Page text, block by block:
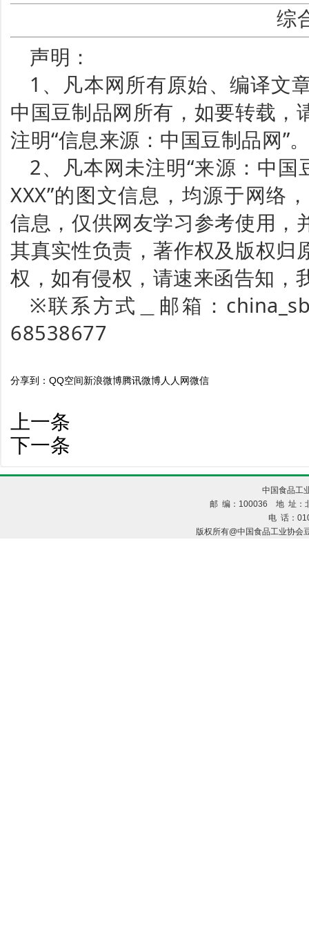
综
声明：
1、凡本网所有原始、编译文
中国豆制品网所有，如要转载，
注明“信息来源：中国豆制品网”
2、凡本网未注明“来源：中国
XXX”的图文信息，均源于网络
信息，仅供网友学习参考使用，
其真实性负责，著作权及版权归
权，如有侵权，请速来函告知，
※联系方式＿邮箱：
68538677
分享到： QQ空间新浪微博腾讯微博人人网微信
上一条
下一条
中国食品工
邮 编：100036 地 址：
电 话：
版权所有@中国食品工业协